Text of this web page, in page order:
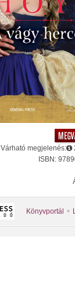
Várható megjelenés:
ISBN:
Könyvportál